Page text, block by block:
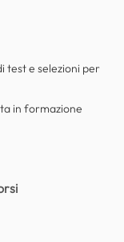
test e selezioni per
in formazione